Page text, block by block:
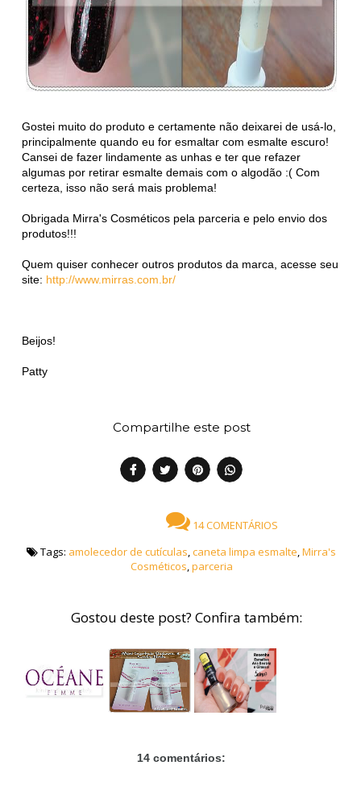
Gostei muito do produto e certamente não deixarei de usá-lo,
principalmente quando eu for esmaltar com esmalte escuro!
Cansei de fazer lindamente as unhas e ter que refazer
algumas por retirar esmalte demais com o algodão :( Com
certeza, isso não será mais problema!
Obrigada Mirra's Cosméticos pela parceria e pelo envio dos
produtos!!!
Quem quiser conhecer outros produtos da marca, acesse seu
site: http://www.mirras.com.br/
Beijos!
Patty
Compartilhe este post
14 COMENTÁRIOS
Tags: amolecedor de cutículas,caneta limpa esmalte,Mirra's
Cosméticos,parceria
Gostou deste post? Confira também:
14 comentários: